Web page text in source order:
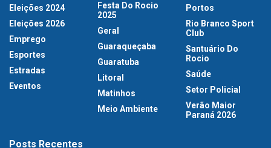
Eleições 2024
Eleições 2026
Emprego
Esportes
Estradas
Eventos
Festa Do Rocio
2025
Geral
Guaraqueçaba
Guaratuba
Litoral
Matinhos
Meio Ambiente
Portos
Rio Branco Sport
Club
Santuário Do
Rocio
Saúde
Setor Policial
Verão Maior
Paraná 2026
Posts Recentes